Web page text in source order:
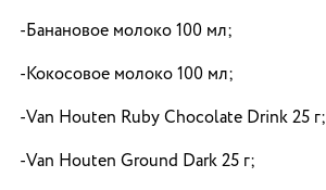
-Банановое молоко 100 мл;
-Кокосовое молоко 100 мл;
-Van Houten Ruby Chocolate Drink 25 г;
-Van Houten Ground Dark 25 г;